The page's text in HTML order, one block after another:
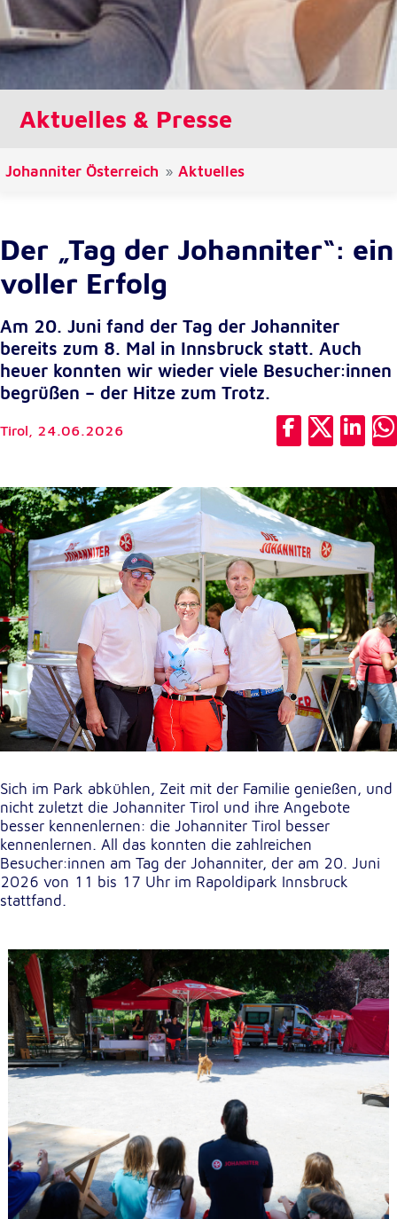
Aktuelles & Presse
Johanniter Österreich Aktuelles
Der „Tag der Johanniter“: ein
voller Erfolg
Am 20. Juni fand der Tag der Johanniter
bereits zum 8. Mal in Innsbruck statt. Auch
heuer konnten wir wieder viele Besucher:innen
begrüßen – der Hitze zum Trotz.
Tirol, 24.06.2026
Sich im Park abkühlen, Zeit mit der Familie genießen, und
nicht zuletzt die Johanniter Tirol und ihre Angebote
besser kennenlernen: die Johanniter Tirol besser
kennenlernen. All das konnten die zahlreichen
Besucher:innen am Tag der Johanniter, der am 20. Juni
2026 von 11 bis 17 Uhr im Rapoldipark Innsbruck
stattfand.
Einverständnisoption bezüglich Google Analytics
Opt-Out
Einverständnis-Cookie
Name:
Einverständnis-Optionen des Benutzers
Cookie Laufzeit:
Statistik
Statistik Cookies erfassen Informationen anonym.
Diese Informationen helfen uns zu verstehen, wie
unsere Besucher unsere Website nutzen.
Name:
_ga, _gid, _gac_gb_
Anbieter:
Google LLC
Zweck:
Erhebung von Statistiken zur Website-Nutzung
Cookie Laufzeit:
24 Stunden - 2 Jahre
Google Tag Manager
Google LLC
Externe Dienste
Um Inhalte von Videoplattformen und
Kartendiensten anzeigen zu können, werden von
YouTube
Anbieter:
Google LLC
Zweck:
Einbinden und Anzeigen von Videos
Google Maps
Name:
NID